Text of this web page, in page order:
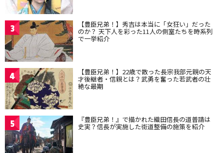
3 【豊臣兄弟！】秀吉は本当に「女狂い」だった
のか？ 天下人を彩った11人の側室たちを時系列
で一挙紹介
4 【豊臣兄弟！】22歳で散った長宗我部元親の天
才後継者・信親とは？武勇を奮った若武者の壮
絶な最期
5 『豊臣兄弟！』で描かれた織田信長の道普請は
史実？信長が実施した街道整備の施策を紹介